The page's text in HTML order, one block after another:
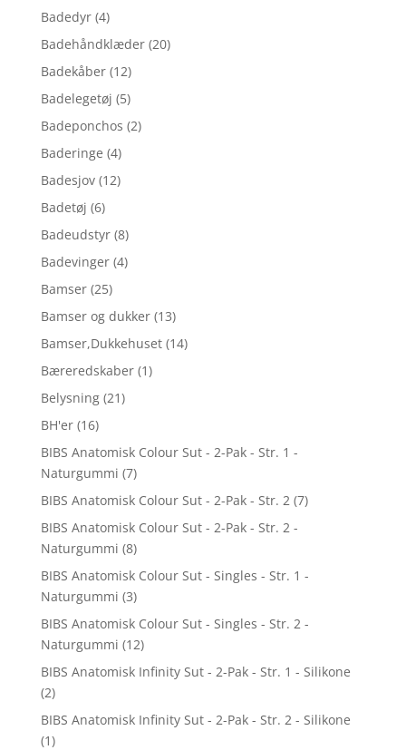
Badedyr (4)
Badehåndklæder (20)
Badekåber (12)
Badelegetøj (5)
Badeponchos (2)
Baderinge (4)
Badesjov (12)
Badetøj (6)
Badeudstyr (8)
Badevinger (4)
Bamser (25)
Bamser og dukker (13)
Bamser,Dukkehuset (14)
Bæreredskaber (1)
Belysning (21)
BH'er (16)
BIBS Anatomisk Colour Sut - 2-Pak - Str. 1 -
Naturgummi (7)
BIBS Anatomisk Colour Sut - 2-Pak - Str. 2 (7)
BIBS Anatomisk Colour Sut - 2-Pak - Str. 2 -
Naturgummi (8)
BIBS Anatomisk Colour Sut - Singles - Str. 1 -
Naturgummi (3)
BIBS Anatomisk Colour Sut - Singles - Str. 2 -
Naturgummi (12)
BIBS Anatomisk Infinity Sut - 2-Pak - Str. 1 - Silikone
(2)
BIBS Anatomisk Infinity Sut - 2-Pak - Str. 2 - Silikone
(1)